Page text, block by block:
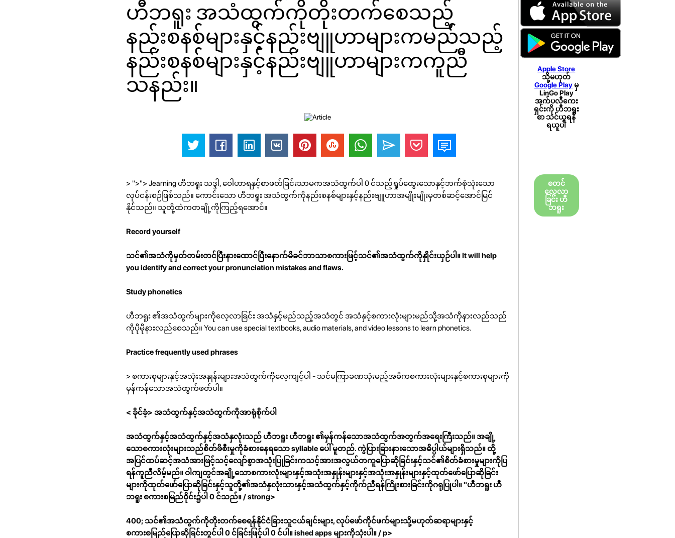
ဟီဘရူး အသံထွက်ကိုတိုးတက်စေသည့်
နည်းစနစ်များနှင့်နည်းဗျူဟာများကမည်သည့်
နည်းစနစ်များနှင့်နည်းဗျူဟာများကကူညီ
သနည်း။
> ">"> Jearning ဟီဘရူး သဒ္ဒါ, ဝေါဟာရနှင့်စာဖတ်ခြင်းသာမကအသံထွက်ပါ 0 င်သည့်ရှုပ်ထွေးသောနှင့်ဘက်စုံသုံးသော
လုပ်ငန်းစဉ်ဖြစ်သည်။ ကောင်းသော ဟီဘရူး အသံထွက်ကိုနည်းစနစ်များနှင့်နည်းဗျူဟာအမျိုးမျိုးမှတစ်ဆင့်အောင်မြင်
နိုင်သည်။ သူတို့ထဲကတချို့ကိုကြည့်ရအောင်။
Record yourself
သင်၏အသံကိုမှတ်တမ်းတင်ပြီးနားထောင်ပြီးနောက်မိခင်ဘာသာစကားဖြင့်သင်၏အသံထွက်ကိုနှိုင်းယှဉ်ပါ။ It will help
you identify and correct your pronunciation mistakes and flaws.
Study phonetics
ဟီဘရူး ၏အသံထွက်များကိုလေ့လာခြင်း အသံနှင့်မည်သည့်အသံတွင် အသံနှင့်စကားလုံးများမည်သို့အသံကိုနားလည်သည်
ကိုပိုမိုနားလည်စေသည်။ You can use special textbooks, audio materials, and video lessons to learn phonetics.
Practice frequently used phrases
> စကားစုများနှင့်အသုံးအနှုန်းများအသံထွက်ကိုလေ့ကျင့်ပါ - သင်မကြာခဏသုံးမည့်အဓိကစကားလုံးများနှင့်စကားစုများကို
မှန်ကန်သောအသံထွက်ဖတ်ပါ။
< ခိုင်ခံ့> အသံထွက်နှင့်အသံထွက်ကိုအာရုံစိုက်ပါ
အသံထွက်နှင့်အသံထွက်နှင့်အသံနှလုံးသည် ဟီဘရူး ဟီဘရူး ၏မှန်ကန်သောအသံထွက်အတွက်အရေးကြီးသည်။ အချို့
သောစကားလုံးများသည်စိတ်ဖိစီးမှုကိုခံစားနေရသော syllable ပေါ် မူတည်. ကွဲပြားခြားနားသောအဓိပ္ပါယ်များရှိသည်။ ထို့
အပြင်ထပ်ဆင့်အသံအားဖြင့်သင့်လျော်စွာအသုံးပြုခြင်းကသင့်အားအလွယ်တကူပြောဆိုခြင်းနှင့်သင်၏စိတ်ခံစားမှုများကိုပြ
ရန်ကူညီလိမ့်မည်။ ဝါကျတွင်အချို့သောစကားလုံးများနှင့်အသုံးအနှုန်းများနှင့်အသုံးအနှုန်းများနှင့်ထုတ်ဖော်ပြောဆိုခြင်း
များကိုထုတ်ဖော်ပြောဆိုခြင်းနှင့်သူတို့၏အသံနှလုံးသားနှင့်အသံထွက်နှင့်ကိုက်ညီရန်ကြိုးစားခြင်းကိုဂရုပြုပါ။"ဟီဘရူး ဟီ
ဘရူး စကားစမြည်ဝိုင်း၌ပါ 0 င်သည်။ / strong>
400; သင်၏အသံထွက်ကိုတိုးတက်စေရန်နိုင်ငံခြားသူငယ်ချင်းများ, လုပ်ဖော်ကိုင်ဖက်များသို့မဟုတ်ဆရာများနှင့်
စကားစမြည်ပြောဆိုခြင်းတွင်ပါ 0 င်ခြင်းဖြင့်ပါ 0 င်ပါ။ished apps များကိုသုံးပါ။ / p>
Apple Store
သို့မဟုတ်
Google Playမှ
LinGo Play
အက်ပလီကေး
ရှင်းကို ဟီဘရူး
စာ သင်ယူရန်
ရယူပါ
စတင်
လေ့လာ
ခြင်း ဟီ
ဘရူး